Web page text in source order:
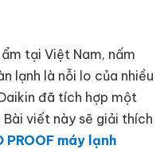
tại Việt Nam, nấm
lạnh là nỗi lo của nhiều
đã tích hợp một
viết này sẽ giải thích
PROOF máy lạnh